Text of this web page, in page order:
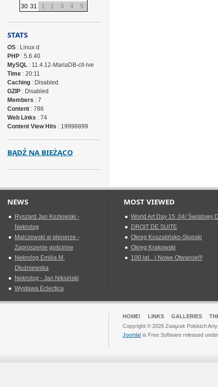
30 31 1 2 3 4 5
STATS
OS: Linux d
PHP: 5.6.40
MySQL: 11.4.12-MariaDB-cll-lve
Time: 20:11
Caching: Disabled
GZIP: Disabled
Members : 7
Content: 786
Web Links : 74
Content View Hits : 19998899
BĄDŹ NA BIEŻĄCO
NEWS
Ryszard Jan Kozłowski -
Nekrolog
Malczewski w plenerze -
Zaproszenie gościnne
Nekrolog Emilia M.
Dłużniewska
Nekrolog - Jan Niksiński
Wystawa Eclectica
MOST VIEWED
World Art Day 15 .04/ Światowy
DROIT DE SUITE
Okreg Koszalińsko-Słupski
Okręg Krakowski
100 lat... i Nowe Otwarcie!!!
HOME! LINKS GALLERIES
Copyright © 2026 Związek Polskich
Joomla! is Free Software released